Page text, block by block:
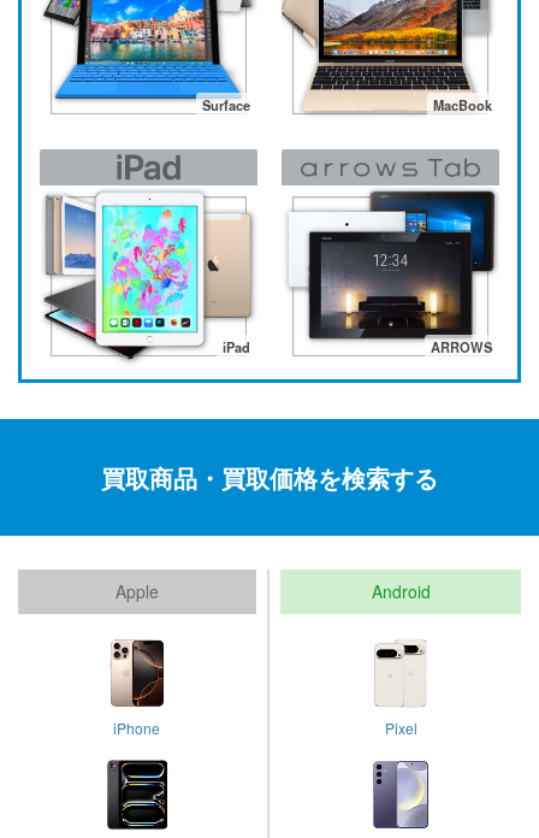
Surface MacBook
iPad ARROWS
買取商品・買取価格を検索する
Apple
iPhone
Android
Pixel